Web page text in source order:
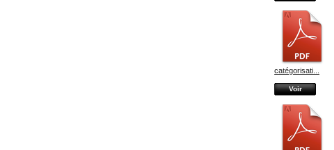
catégorisati...
Voir